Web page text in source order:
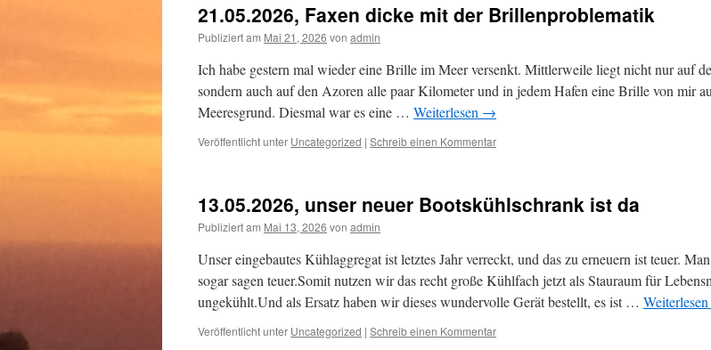
21.05.2026, Faxen dicke mit der Brillenproblematik
Publiziert am Mai 21, 2026 von admin
Ich habe gestern mal wieder eine Brille im Meer versenkt. Mittlerweile liegt nicht nur auf
sondern auch auf den Azoren alle paar Kilometer und in jedem Hafen eine Brille von mir
Meeresgrund. Diesmal war es eine … Weiterlesen →
Veröffentlicht unter Uncategorized | Schreib einen Kommentar
13.05.2026, unser neuer Bootskühlschrank ist da
Publiziert am Mai 13, 2026 von admin
Unser eingebautes Kühlaggregat ist letztes Jahr verreckt, und das zu erneuern ist teuer.
sogar sagen teuer.Somit nutzen wir das recht große Kühlfach jetzt als Stauraum für
ungekühlt.Und als Ersatz haben wir dieses wundervolle Gerät bestellt, es ist … Weiterlesen
Veröffentlicht unter Uncategorized | Schreib einen Kommentar